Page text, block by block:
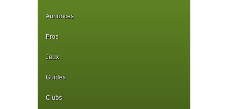
Annonces
Pros
Jeux
Guides
Clubs